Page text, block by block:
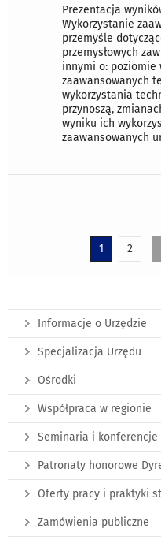
Prezentacja
Wykorzystanie
przemyśle
przemysłowych
innymi o: poziomie
zaawansowanych
wykorzystania
przynoszą,
wyniku ich
zaawansowanych
1 2
Informacje o Urzędzie
Specjalizacja Urzędu
Ośrodki
Współpraca w regionie
Seminaria i konferencje
Patronaty honorowe
Oferty pracy i praktyki
Zamówienia publiczne